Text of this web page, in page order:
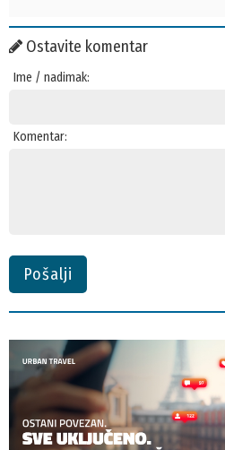
Ostavite komentar
Ime / nadimak:
Komentar:
Pošalji